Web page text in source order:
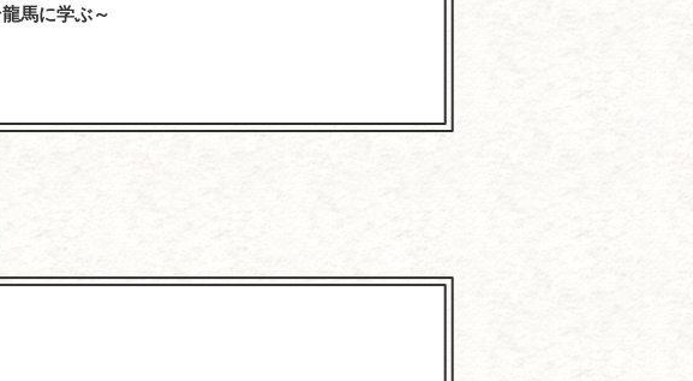
馬に学ぶ～
求めらている
の兵法に学ぶ経営学